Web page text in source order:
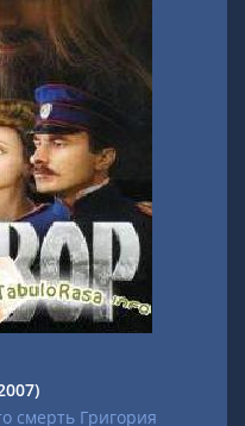
смерть Григория